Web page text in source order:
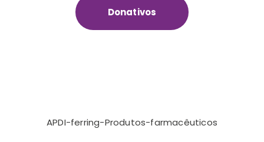
Donativos
APDI-ferring-Produtos-farmacêuticos